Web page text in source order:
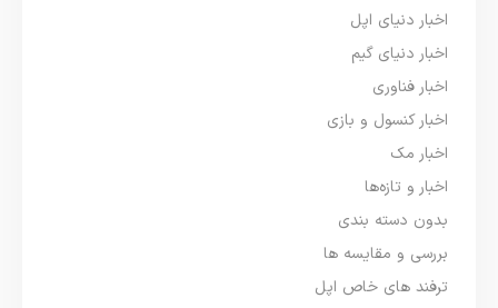
اخبار دنیای اپل
اخبار دنیای گیم
اخبار فناوری
اخبار کنسول و بازی
اخبار مک
اخبار و تازه‌ها
بدون دسته بندی
بررسی و مقایسه ها
ترفند های خاص اپل